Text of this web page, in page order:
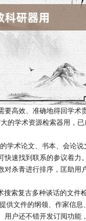
要高效、准确地得回学术
的学术资源检索器用，已
学术论文、书本、会论说
快速找到联系的参议着力
对杀青进行排序，匡助用
搜索复古多种谈话的文件
供文件的纲领、作家信息
用户还不错开发订阅功能